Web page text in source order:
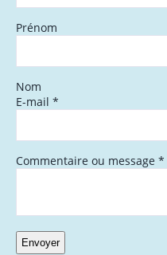
Prénom
Nom
E-mail *
Commentaire ou message *
Envoyer